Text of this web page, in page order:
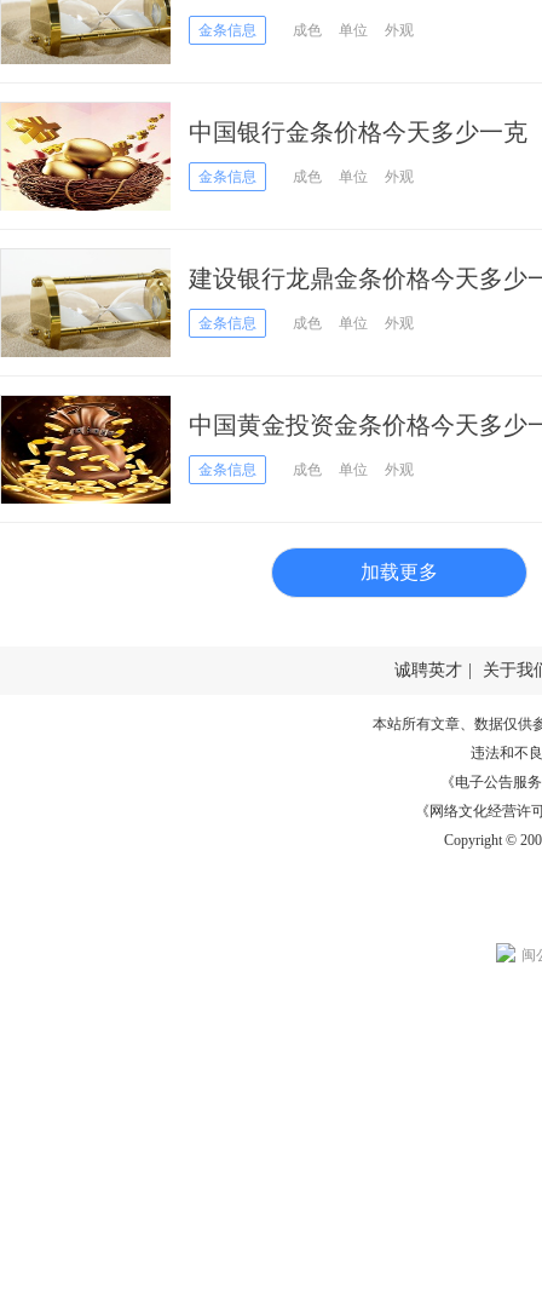
金条信息 成色 单位 外观
中国银行金条价格今天多少一克
金条信息 成色 单位 外观
建设银行龙鼎金条价格今天多少
金条信息 成色 单位 外观
中国黄金投资金条价格今天多少
金条信息 成色 单位 外观
加载更多
诚聘英才 关于我
本站所有文章、数据仅供
违法和不
《电子公告服务
《网络文化经营许
Copyright ©
闽